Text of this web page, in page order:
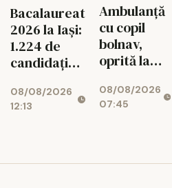
Bacalaureat
2026 la Iași:
1.224 de
candidați
examen
08/08/2026
12:13
Ambulanță
cu copil
bolnav,
oprită la
face
verificări
08/08/2026
07:45